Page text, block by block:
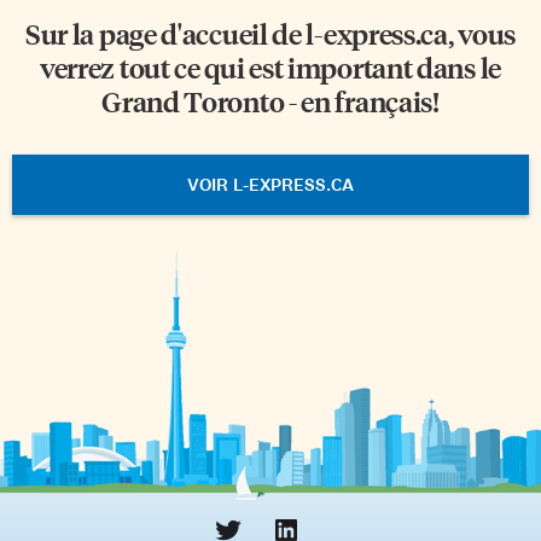
Sur la page d'accueil del-express.ca, vous
verrez tout ce qui est important dans le
Grand Toronto - en français!
VOIR L-EXPRESS.CA